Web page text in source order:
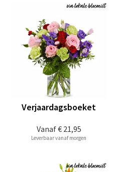
Vanaf€ 21,95
Verjaardagsboeket
Leverbaar vanaf morgen